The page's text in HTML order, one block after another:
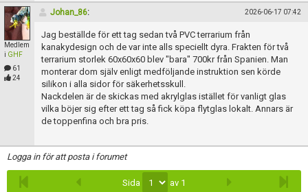
Medlem
i GHF
61
24
Johan_86: 2026-06-17 07:42
Jag beställde för ett tag sedan två PVC terrarium från
kanakydesign och de var inte alls speciellt dyra. Frakten för två
terrarium storlek 60x60x60 blev "bara" 700kr från Spanien. Man
monterar dom själv enligt medföljande instruktion sen körde
silikon i alla sidor för säkerhetsskull.
Nackdelen är de skickas med akrylglas istället för vanligt glas
vilka böjer sig efter ett tag så fick köpa flytglas lokalt. Annars är
de toppenfina och bra pris.
Logga in för att posta i forumet
Sida av 1